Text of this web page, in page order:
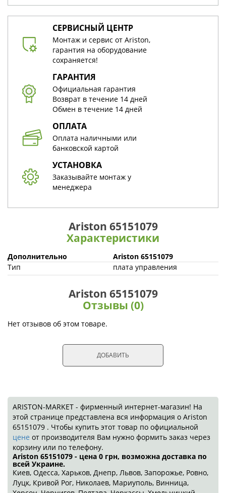
СЕРВИСНЫЙ ЦЕНТР
Монтаж и сервис от Ariston,
гарантия на оборудование
сохраняется!
ГАРАНТИЯ
Официальная гарантия
Возврат в течение 14 дней
Обмен в течение 14 дней
ОПЛАТА
Оплата наличными или
банковской картой
УСТАНОВКА
Заказывайте монтаж у
менеджера
Ariston 65151079
Характеристики
Дополнительно
Ariston 65151079
Тип
плата управления
Ariston 65151079
Отзывы (0)
Нет отзывов об этом товаре.
ДОБАВИТЬ
ARISTON-MARKET - фирменный интернет-магазин! На
этой странице представлена вся информация о Ariston
65151079 . Чтобы купить этот товар по официальной
цене от производителя Вам нужно формить заказ через
корзину или по телефону.
Ariston 65151079 - цена 0 грн, возможна доставка по
всей Украине.
Киев, Одесса, Харьков, Днепр, Львов, Запорожье, Ровно,
Луцк, Кривой Рог, Николаев, Мариуполь, Винница,